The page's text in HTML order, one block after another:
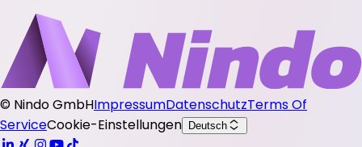
© Nindo GmbHImpressumDatenschutzTerms Of
ServiceCookie-Einstellungen Deutsch